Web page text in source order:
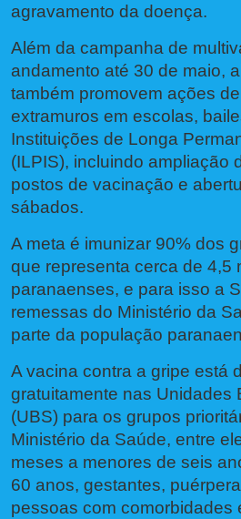
agravamento da doença.
Além da campanha de
andamento até 30 de maio,
também promovem ações
extramuros em escolas,
Instituições de Longa
(ILPIS), incluindo ampliação
postos de vacinação e
sábados.
A meta é imunizar 90% dos
que representa cerca de 4,5
paranaenses, e para isso a
remessas do Ministério da
parte da população
A vacina contra a gripe está
gratuitamente nas Unidades
(UBS) para os grupos
Ministério da Saúde, entre
meses a menores de seis
60 anos, gestantes,
pessoas com comorbidades